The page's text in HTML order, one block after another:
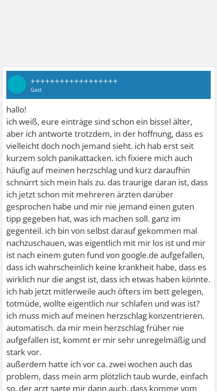
++++++++++++++++++
Gast
hallo!
ich weiß, eure einträge sind schon ein bissel älter,
aber ich antworte trotzdem, in der hoffnung, dass es
vielleicht doch noch jemand sieht. ich hab erst seit
kurzem solch panikattacken. ich fixiere mich auch
häufig auf meinen herzschlag und kurz daraufhin
schnürrt sich mein hals zu. das traurige daran ist, dass
ich jetzt schon mit mehreren ärzten darüber
gesprochen habe und mir nie jemand einen guten
tipp gegeben hat, was ich machen soll. ganz im
gegenteil. ich bin von selbst darauf gekommen mal
nachzuschauen, was eigentlich mit mir los ist und mir
ist nach einem guten fund von google.de aufgefallen,
dass ich wahrscheinlich keine krankheit habe, dass es
wirklich nur die angst ist, dass ich etwas haben könnte.
ich hab jetzt mitlerweile auch öfters im bett gelegen,
totmüde, wollte eigentlich nur schlafen und was ist?
ich muss mich auf meinen herzschlag konzentrieren.
automatisch. da mir mein herzschlag früher nie
aufgefallen ist, kommt er mir sehr unregelmäßig und
stark vor.
außerdem hatte ich vor ca. zwei wochen auch das
problem, dass mein arm plötzlich taub wurde, einfach
so. der arzt sagte mir dann auch, dass komme vom